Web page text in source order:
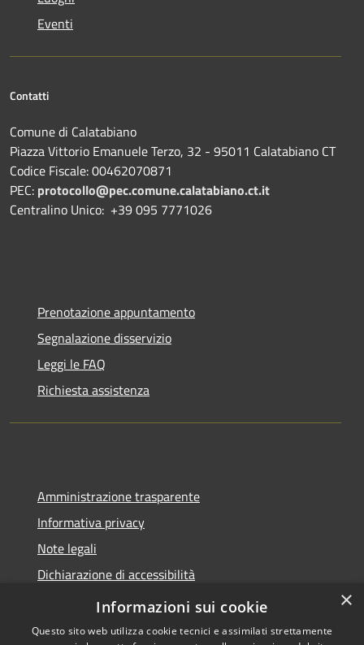
Eventi
Contatti
Comune di Calatabiano
Piazza Vittorio Emanuele Terzo, 32 - 95011 Calatabiano CT
Codice Fiscale: 00462070871
PEC: protocollo@pec.comune.calatabiano.ct.it
Centralino Unico: +39 095 7771026
Prenotazione appuntamento
Segnalazione disservizio
Leggi le FAQ
Richiesta assistenza
Amministrazione trasparente
Informativa privacy
Note legali
Dichiarazione di accessibilità
Sito web precedente
×
Informazioni sui cookie
Questo sito web utilizza cookie tecnici e assimilati strettamente